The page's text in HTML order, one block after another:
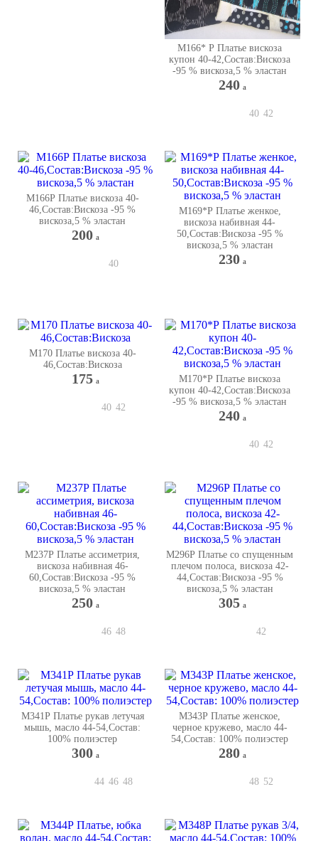
М166* Р Платье вискоза
купон 40-42,Состав:Вискоза
-95 % вискоза,5 % эластан
240 a
40 42
М166Р Платье вискоза 40-
46,Состав:Вискоза -95 %
вискоза,5 % эластан
200 a
40
М169*Р Платье женкое,
вискоза набивная 44-
50,Состав:Вискоза -95 %
вискоза,5 % эластан
230 a
М170 Платье вискоза 40-
46,Состав:Вискоза
175 a
40 42
М170*Р Платье вискоза
купон 40-42,Состав:Вискоза
-95 % вискоза,5 % эластан
240 a
40 42
М237Р Платье ассиметрия,
вискоза набивная 46-
60,Состав:Вискоза -95 %
вискоза,5 % эластан
250 a
46 48
М296Р Платье со спущенным
плечом полоса, вискоза 42-
44,Состав:Вискоза -95 %
вискоза,5 % эластан
305 a
42
М341Р Платье рукав летучая
мышь, масло 44-54,Состав:
100% полиэстер
300 a
44 46 48
М343Р Платье женское,
черное кружево, масло 44-
54,Состав: 100% полиэстер
280 a
48 52